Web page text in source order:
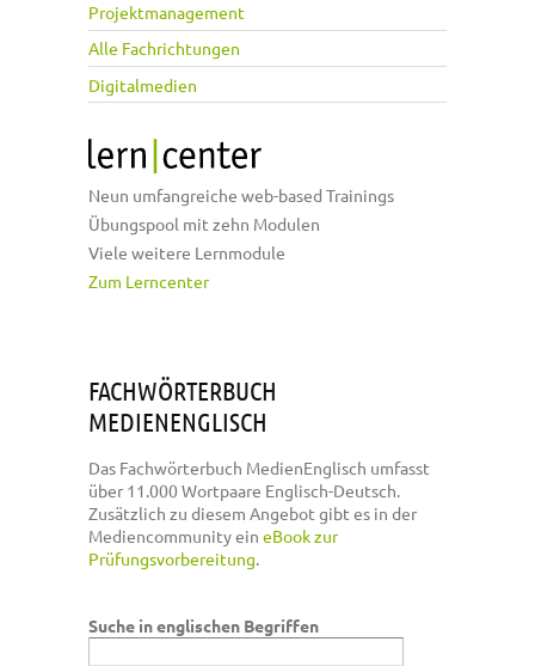
Projektmanagement
Alle Fachrichtungen
Digitalmedien
Neun umfangreiche web-based Trainings
Übungspool mit zehn Modulen
Viele weitere Lernmodule
Zum Lerncenter
FACHWÖRTERBUCH
MEDIENENGLISCH
Das Fachwörterbuch MedienEnglisch umfasst
über 11.000 Wortpaare Englisch-Deutsch.
Zusätzlich zu diesem Angebot gibt es in der
Mediencommunity ein eBook zur
Prüfungsvorbereitung.
Suche in englischen Begriffen